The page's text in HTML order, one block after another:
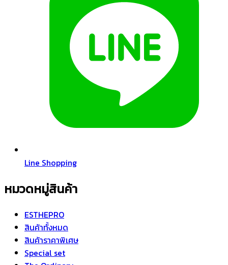
Line Shopping
หมวดหมู่สินค้า
ESTHEPRO
สินค้าทั้งหมด
สินค้าราคาพิเศษ
Special set